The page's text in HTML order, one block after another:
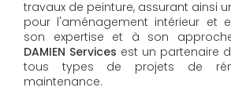
travaux de peinture, assurant ainsi
pour l'aménagement intérieur et
son expertise et à son
DAMIEN Services​​​​​​​ est un partenaire
tous types de projets de
maintenance.